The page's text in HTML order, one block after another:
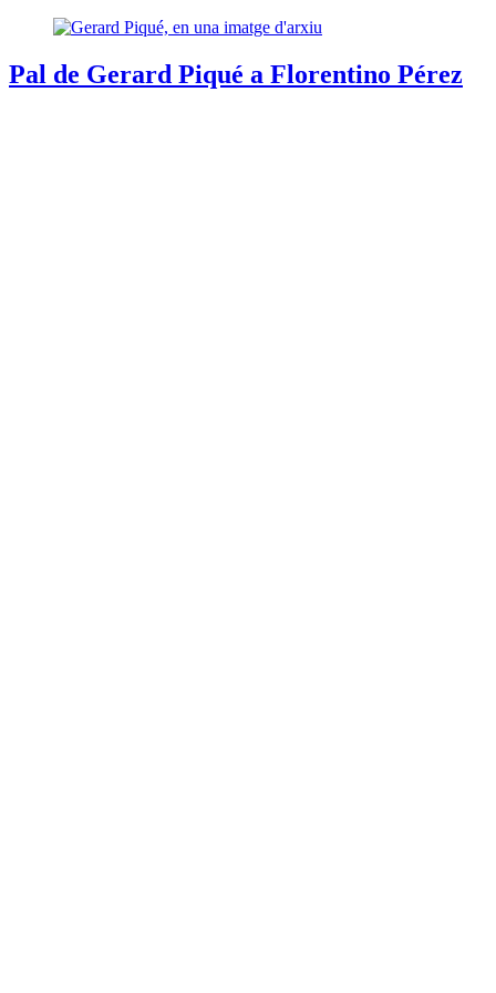
Pal de Gerard Piqué a Florentino Pérez